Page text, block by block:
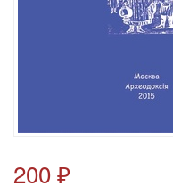
200 ₽